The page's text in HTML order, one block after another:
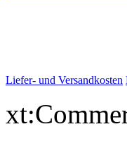
Liefer- und Versandkosten